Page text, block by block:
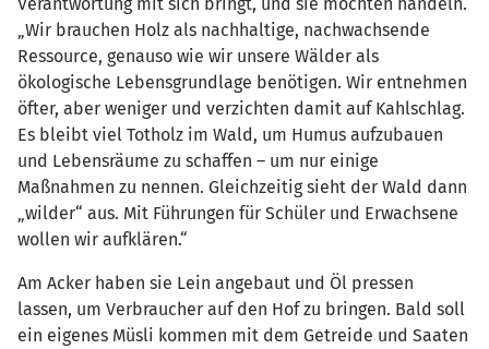
„Wir brauchen Holz als nachhaltige, nachwachsende
Ressource, genauso wie wir unsere Wälder als
ökologische Lebensgrundlage benötigen. Wir entnehmen
öfter, aber weniger und verzichten damit auf Kahlschlag.
Es bleibt viel Totholz im Wald, um Humus aufzubauen
und Lebensräume zu schaffen – um nur einige
Maßnahmen zu nennen. Gleichzeitig sieht der Wald dann
„wilder“ aus. Mit Führungen für Schüler und Erwachsene
wollen wir aufklären.“
Am Acker haben sie Lein angebaut und Öl pressen
lassen, um Verbraucher auf den Hof zu bringen. Bald soll
ein eigenes Müsli kommen mit dem Getreide und Saaten